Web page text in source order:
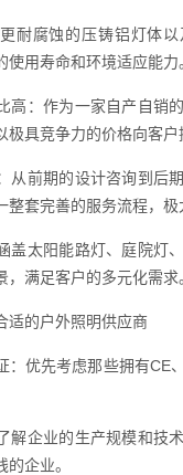
耐腐蚀的压铸铝灯体
用寿命和环境适应能力
高：作为一家自产自销
极具竞争力的价格向客户
从前期的设计咨询到后
套完善的服务流程，极
盖太阳能路灯、庭院灯
满足客户的多元化需求
适的户外照明供应商
：优先考虑那些拥有CE
解企业的生产规模和技
企业。